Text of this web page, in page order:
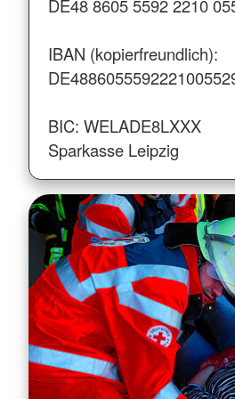
DE48 8605 5592 2210
IBAN (kopierfreundlich):
BIC: WELADE8LXXX
Sparkasse Leipzig